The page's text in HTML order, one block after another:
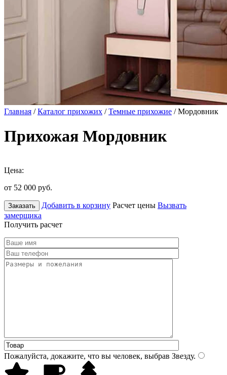
Главная /Каталог прихожих /Темные прихожие / Мордовник
Прихожая Мордовник
Цена:
от 52 000 руб.
Заказать Добавить в корзину Расчет цены Вызвать
замерщика
Получить расчет
Пожалуйста, докажите, что вы человек, выбрав Звезду.